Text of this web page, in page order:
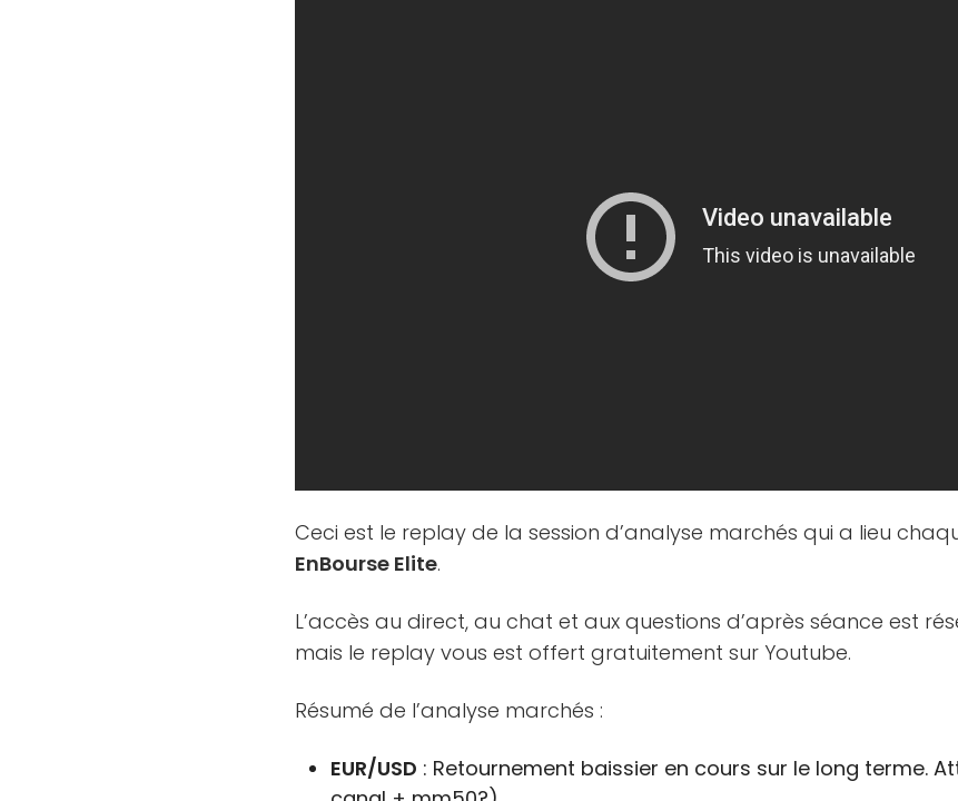
Ceci est le replay de la session d’analyse marchés qui a lieu
EnBourse Elite.
L’accès au direct, au chat et aux questions d’après séance est
mais le replay vous est offert gratuitement sur Youtube.
Résumé de l’analyse marchés :
EUR/USD : Retournement baissier en cours sur le long terme.